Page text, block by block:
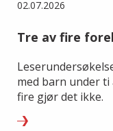
02.07.2026
Tre av fire
med barn under
fire gjør det ikke.